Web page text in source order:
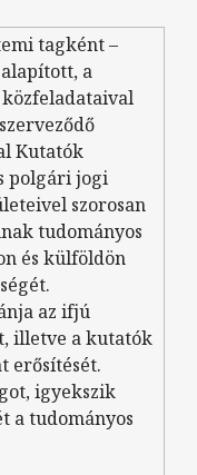
tagként –
a
Kutatók
polgári jogi
szorosan
tudományos
és külföldön
az ifjú
illetve a kutatók
erősítését.
igyekszik
a tudományos